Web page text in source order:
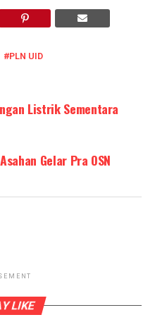
PLN UID
Listrik Sementara
Gelar Pra OSN
LIKE